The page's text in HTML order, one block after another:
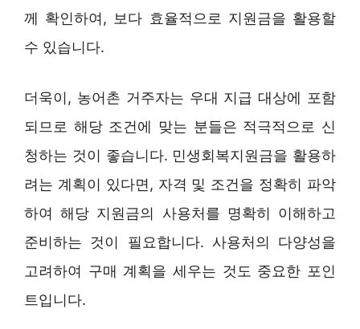
께 확인하여, 보다 효율적으로 지원금을 활용할
수 있습니다.
더욱이, 농어촌 거주자는 우대 지급 대상에 포함
되므로 해당 조건에 맞는 분들은 적극적으로 신
청하는 것이 좋습니다. 민생회복지원금을 활용하
려는 계획이 있다면, 자격 및 조건을 정확히 파악
하여 해당 지원금의 사용처를 명확히 이해하고
준비하는 것이 필요합니다. 사용처의 다양성을
고려하여 구매 계획을 세우는 것도 중요한 포인
트입니다.